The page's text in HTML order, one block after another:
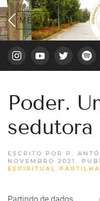
Poder.
sedutora
ESCRITO POR P.
NOVEMBRO 2021 .
ESPIRITUAL